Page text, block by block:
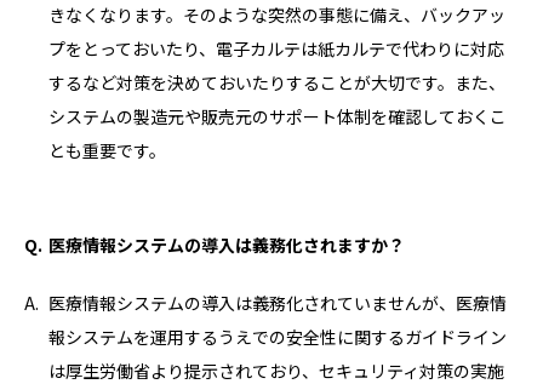
きなくなります。そのような突然の事態に備え、バックアッ
プをとっておいたり、電子カルテは紙カルテで代わりに対応
するなど対策を決めておいたりすることが大切です。また、
システムの製造元や販売元のサポート体制を確認しておくこ
とも重要です。
医療情報システムの導入は義務化されますか？
医療情報システムの導入は義務化されていませんが、医療情
報システムを運用するうえでの安全性に関するガイドライン
は厚生労働省より提示されており、セキュリティ対策の実施